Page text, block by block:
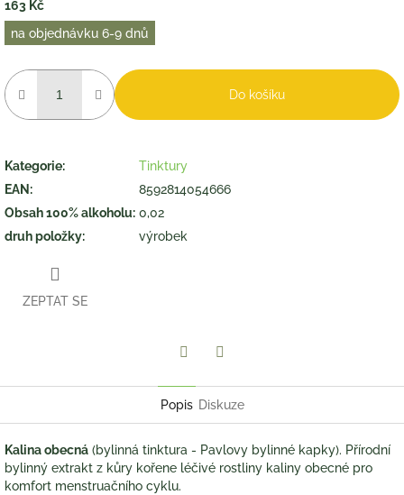
163 Kč
Měrná
cena:
na objednávku 6-9 dnů
Do košíku
Kategorie:
Tinktury
EAN :
8592814054666
Obsah 100% alkoholu: 0,02
druh položky: výrobek
ZEPTAT SE
Popis Diskuze
Kalina obecná (bylinná tinktura - Pavlovy bylinné kapky). Přírodní
bylinný extrakt z kůry kořene léčivé rostliny kaliny obecné pro
komfort menstruačního cyklu.